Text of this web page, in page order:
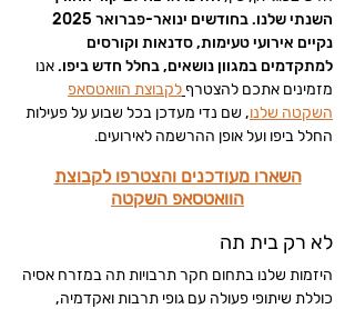
השנתי שלנו. בחודשים ינואר-פברואר 2025
נקיים אירועי טעימות, סדנאות וקורסים
למתקדמים במגוון נושאים, בחלל חדש ביפו.אנו
מזמינים אתכם להצטרף לקבוצת הוואטסאפ
השקטה שלנו, שם נדי מעדכן בכל שבוע על פעילות
החלל ביפו ועל אופן ההרשמה לאירועים.
השארו מעודכנים והצטרפו לקבוצת
הוואטסאפ השקטה
לא רק בית תה
היזמות שלנו בתחום חקר תרבויות תה במזרח אסיה
כוללת שיתופי פעולה עם גופי תרבות ואקדמיה,